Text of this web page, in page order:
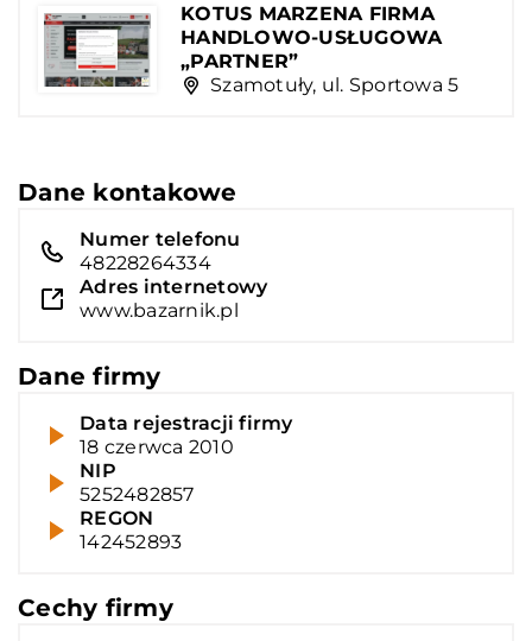
KOTUS MARZENA FIRMA
HANDLOWO-USŁUGOWA
„PARTNER”
Szamotuły, ul. Sportowa 5
Dane kontakowe
Numer telefonu
48228264334
Adres internetowy
www.bazarnik.pl
Dane firmy
Data rejestracji firmy
18 czerwca 2010
NIP
5252482857
REGON
142452893
Cechy firmy